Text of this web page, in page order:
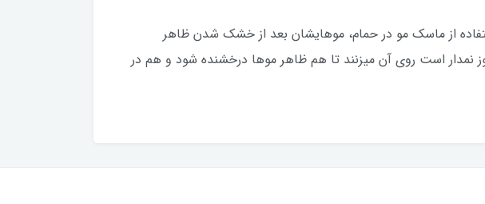
از ماسک مو در حمام، موهایشان بعد از خشک شدن ظاهر
نمدار است روی آن میزنند تا هم ظاهر موها درخشنده شود و هم در